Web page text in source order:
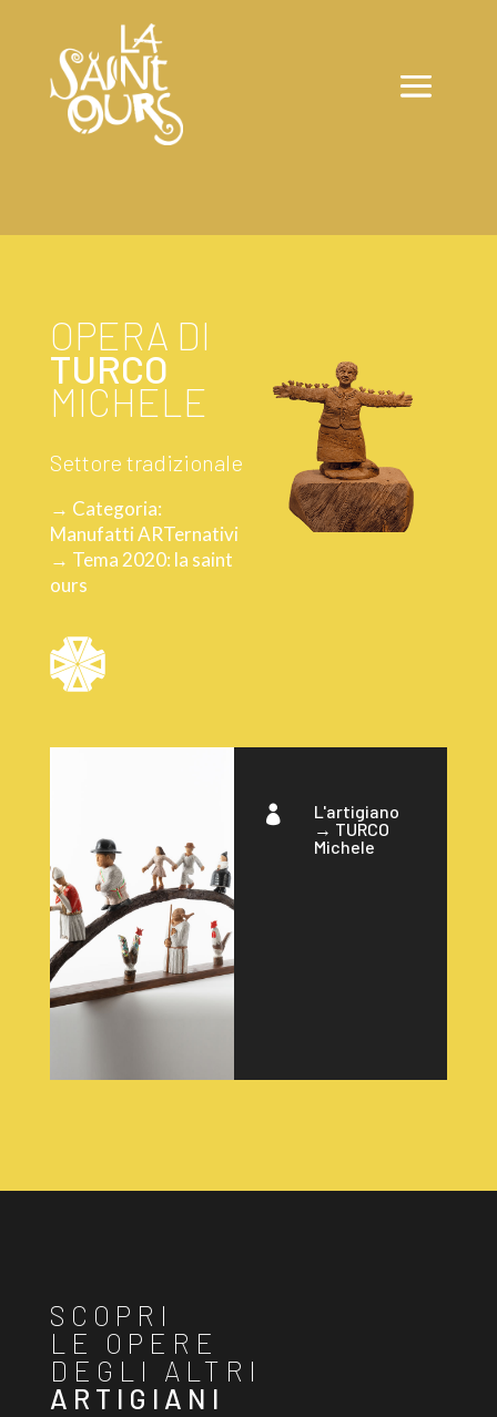
OPERA DI
TURCO
MICHELE
Settore tradizionale
→ Categoria:
Manufatti ARTernativi
→ Tema 2020: la saint
ours

L'artigiano
→ TURCO
Michele
SCOPRI
LE OPERE
DEGLI ALTRI
ARTIGIANI